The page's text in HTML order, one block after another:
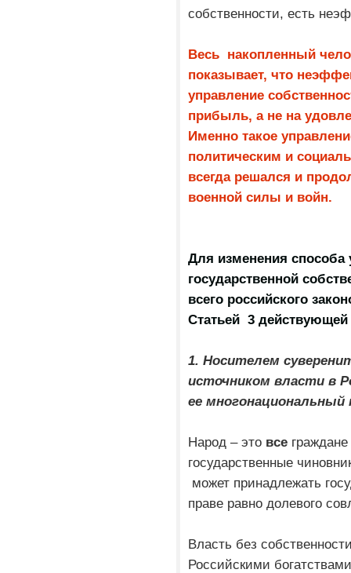
собственности, есть
Весь накопленный
показывает, что
управление
прибыль, а не на
Именно такое
политическим и
всегда решался и
военной силы и войн.
Для изменения способа
государственной
всего российского
Статьей 3
1. Носителем
источником власти в
ее многонациональный
Народ – это все
государственные
может принадлежать
праве равно долевого
Власть без
Российскими